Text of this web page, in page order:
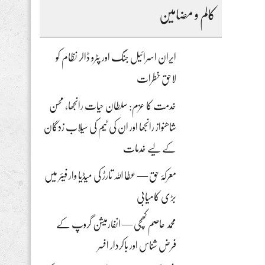
کالم و مضامین
ایران اسرائیل جنگ اور پٹرو ڈالر نظام کو
لاحق خطرات
خدمت کا عزم: سلطان حیات رانجھا، محسن
شاھنواز رانجھا اور ان کی ٹیم کی سیلاب زدگان
کے لیے خدمات
معرکۂ حق — عطا اللہ تارڑ کی میڈیا وار فیئر میں
بڑی کامیابی
محمد عاصم کھچی — انفارمیشن گروپ کے
فرض شناس اور باکردار افسر